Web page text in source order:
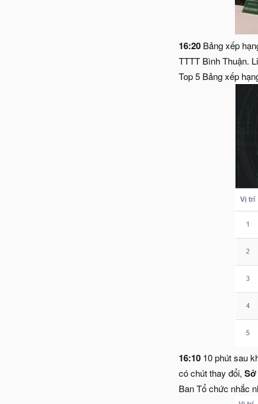
16:20 Bảng xếp
TTTT Bình Thuận.
Top 5 Bảng xếp
16:10 10 phút sau
có chút thay đổi, Sở
Ban Tổ chức nhắc